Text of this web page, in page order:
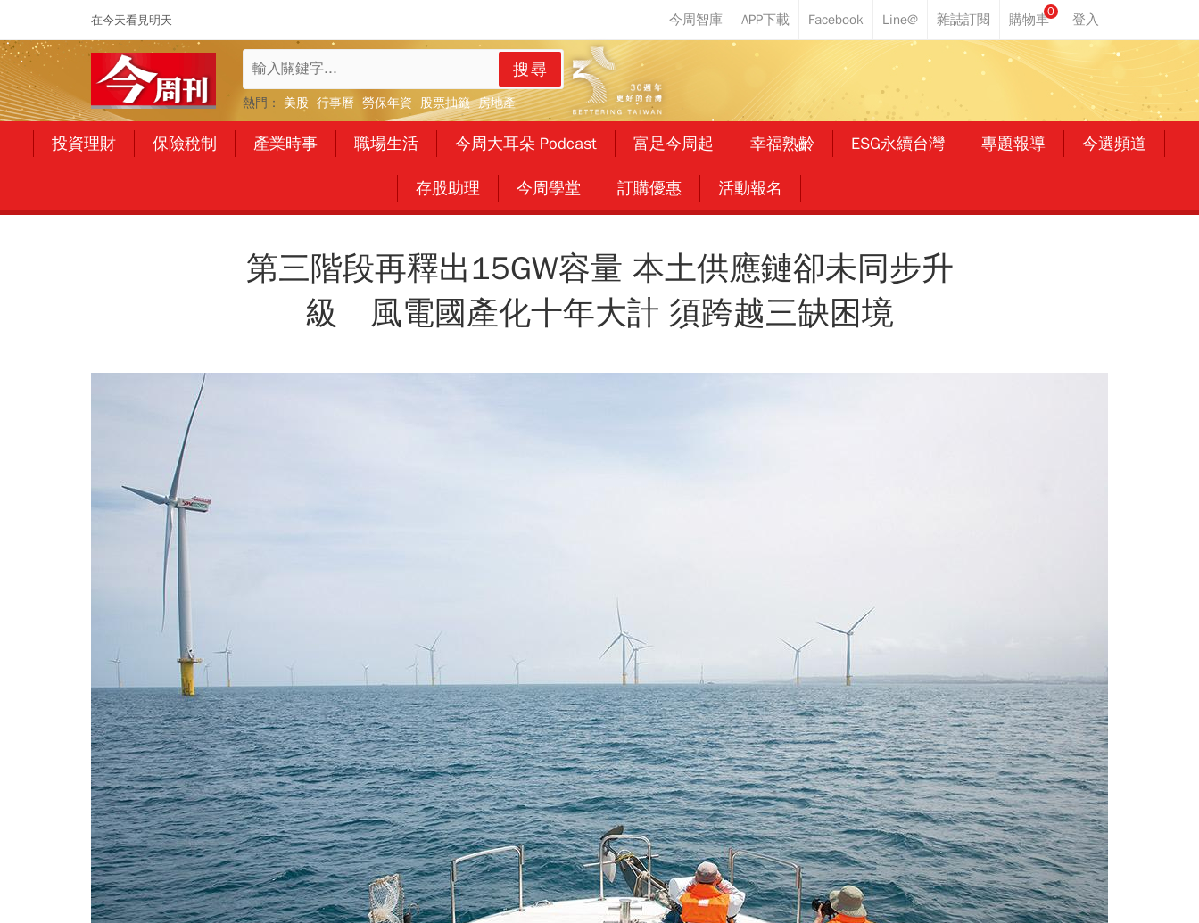
在今天看見明天
0
搜尋
熱門： 美股 行事曆 勞保年資 股票抽籤 房地產
投資理財 保險稅制 產業時事 職場生活 今周大耳朵 Podcast 富足今周起 幸福熟齡 ESG永續台灣 專題報導 今選頻道
存股助理 今周學堂 訂購優惠 活動報名
第三階段再釋出15GW容量 本土供應鏈卻未同步升
級 風電國產化十年大計 須跨越三缺困境